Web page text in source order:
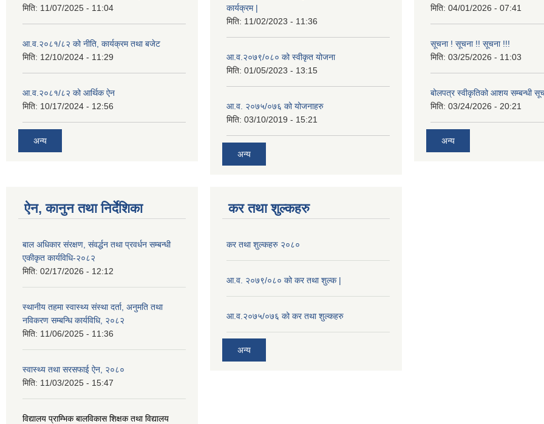
मिति: 11/07/2025 - 11:04
आ.व.२०८१/८२ को नीति, कार्यक्रम तथा बजेट
मिति: 12/10/2024 - 11:29
आ.व.२०८१/८२ को आर्थिक ऐन
मिति: 10/17/2024 - 12:56
अन्य
कार्यक्रम |
मिति: 11/02/2023 - 11:36
आ.व.२०७९/०८० को स्वीकृत योजना
मिति: 01/05/2023 - 13:15
आ.व. २०७५/०७६ को योजनाहरु
मिति: 03/10/2019 - 15:21
अन्य
मिति: 04/01/2026 - 07:41
सूचना ! सूचना !! सूचना !!!
मिति: 03/25/2026 - 11:03
बोलपत्र स्वीकृतिको आशय सम्बन्धी
मिति: 03/24/2026 - 20:21
अन्य
ऐन, कानुन तथा निर्देशिका
बाल अधिकार संरक्षण, संवर्द्धन तथा प्रवर्धन सम्बन्धी
एकीकृत कार्यविधि-२०८२
मिति: 02/17/2026 - 12:12
स्थानीय तहमा स्वास्थ्य संस्था दर्ता, अनुमति तथा
नविकरण सम्बन्धि कार्यविधि, २०८२
मिति: 11/06/2025 - 11:36
स्वास्थ्य तथा सरसफाई ऐन, २०८०
मिति: 11/03/2025 - 15:47
विद्यालय प्राम्भिक बालविकास शिक्षक तथा विद्यालय
कर तथा शुल्कहरु
कर तथा शुल्कहरु २०८०
आ.व. २०७९/०८० को कर तथा शुल्क |
आ.व.२०७५/०७६ को कर तथा शुल्कहरु
अन्य